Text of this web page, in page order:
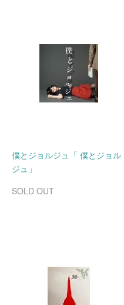
僕とジョルジュ「 僕とジョル
ジュ」
SOLD OUT